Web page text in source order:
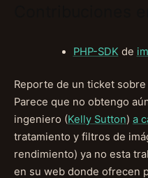
PHP-SDK de
Reporte de un ticket sobre
Parece que no obtengo
ingeniero (Kelly Sutton) a
tratamiento y filtros de
rendimiento) ya no esta
en su web donde ofrecen